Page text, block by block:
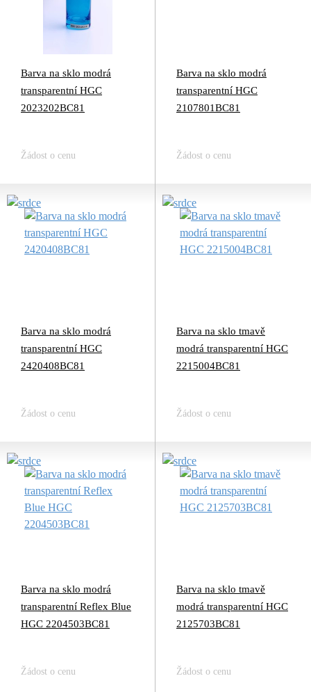
Barva na sklo modrá
transparentní HGC
2023202BC81
Žádost o cenu
Barva na sklo modrá
transparentní HGC
2107801BC81
Žádost o cenu
Barva na sklo modrá
transparentní HGC
2420408BC81
Žádost o cenu
Barva na sklo tmavě
modrá transparentní HGC
2215004BC81
Žádost o cenu
Barva na sklo modrá
transparentní Reflex Blue
HGC 2204503BC81
Žádost o cenu
Barva na sklo tmavě
modrá transparentní HGC
2125703BC81
Žádost o cenu